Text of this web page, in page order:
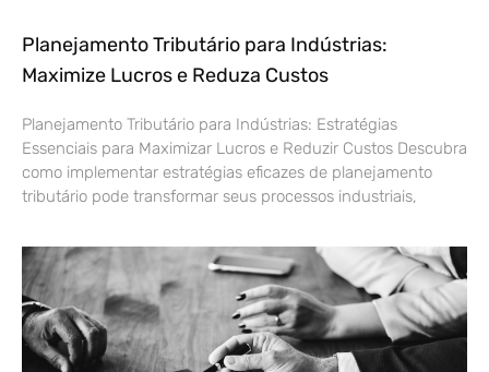
Planejamento Tributário para Indústrias:
Maximize Lucros e Reduza Custos
Planejamento Tributário para Indústrias: Estratégias
Essenciais para Maximizar Lucros e Reduzir Custos Descubra
como implementar estratégias eficazes de planejamento
tributário pode transformar seus processos industriais,